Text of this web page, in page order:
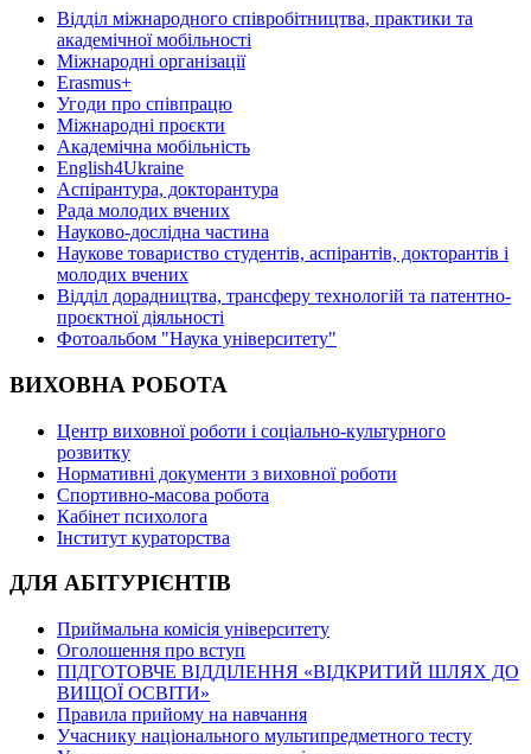
Відділ міжнародного співробітництва, практики та
академічної мобільності
Міжнародні організації
Erasmus+
Угоди про співпрацю
Міжнародні проєкти
Академічна мобільність
English4Ukraine
Аспірантура, докторантура
Рада молодих вчених
Науково-дослідна частина
Наукове товариство студентів, аспірантів, докторантів і
молодих вчених
Відділ дорадництва, трансферу технологій та патентно-
проєктної діяльності
Фотоальбом "Наука університету"
ВИХОВНА РОБОТА
Центр виховної роботи і соціально-культурного
розвитку
Нормативні документи з виховної роботи
Спортивно-масова робота
Кабінет психолога
Інститут кураторства
ДЛЯ АБІТУРІЄНТІВ
Приймальна комісія університету
Оголошення про вступ
ПІДГОТОВЧЕ ВІДДІЛЕННЯ «ВІДКРИТИЙ ШЛЯХ ДО
ВИЩОЇ ОСВІТИ»
Правила прийому на навчання
Учаснику національного мультипредметного тесту